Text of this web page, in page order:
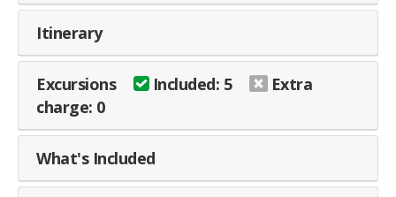
Itinerary
Excursions Included: 5
Extra
charge: 0
What's Included